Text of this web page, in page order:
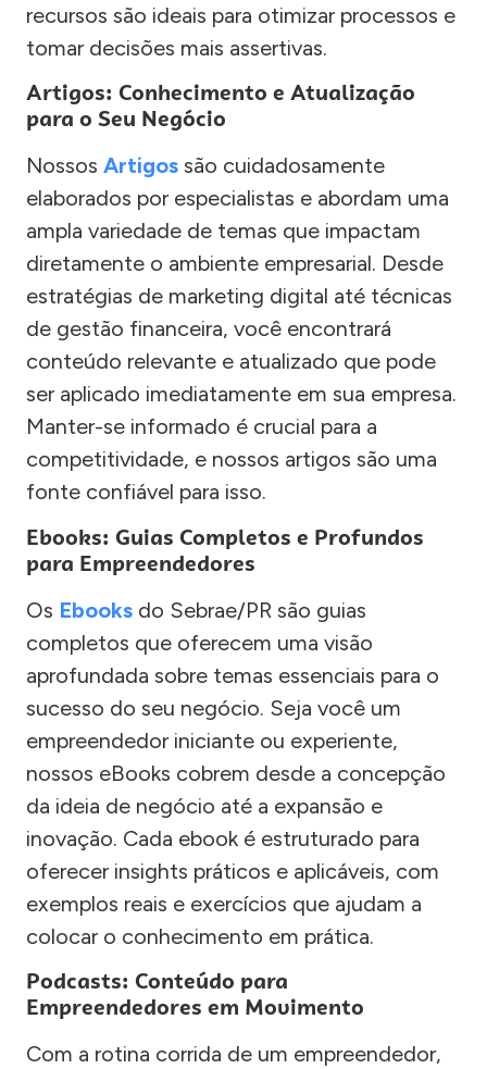
recursos são ideais para otimizar processos e
tomar decisões mais assertivas.
Artigos: Conhecimento e Atualização
para o Seu Negócio
Nossos Artigos são cuidadosamente
elaborados por especialistas e abordam uma
ampla variedade de temas que impactam
diretamente o ambiente empresarial. Desde
estratégias de marketing digital até técnicas
de gestão financeira, você encontrará
conteúdo relevante e atualizado que pode
ser aplicado imediatamente em sua empresa.
Manter-se informado é crucial para a
competitividade, e nossos artigos são uma
fonte confiável para isso.
Ebooks: Guias Completos e Profundos
para Empreendedores
Os Ebooks do Sebrae/PR são guias
completos que oferecem uma visão
aprofundada sobre temas essenciais para o
sucesso do seu negócio. Seja você um
empreendedor iniciante ou experiente,
nossos eBooks cobrem desde a concepção
da ideia de negócio até a expansão e
inovação. Cada ebook é estruturado para
oferecer insights práticos e aplicáveis, com
exemplos reais e exercícios que ajudam a
colocar o conhecimento em prática.
Podcasts: Conteúdo para
Empreendedores em Movimento
Com a rotina corrida de um empreendedor,